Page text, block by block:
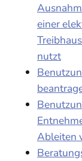
einer
nutzt
Ableiten